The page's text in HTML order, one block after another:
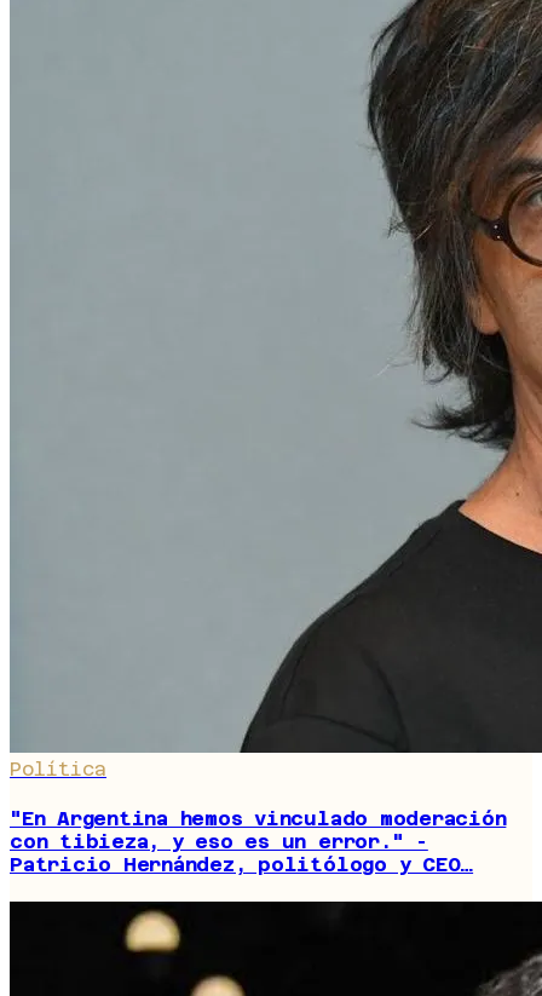
Política
"En Argentina hemos vinculado moderación
con tibieza, y eso es un error." -
Patricio Hernández, politólogo y CEO…